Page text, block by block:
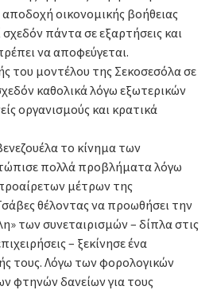
οικονομικής βοήθειας
πάντα σε εξαρτήσεις και
να αποφεύγεται.
του μοντέλου της Σεκοσεσόλα σε
καθολικά λόγω εξωτερικών
οργανισμούς και κρατικά
το κίνημα των
πολλά προβλήματα λόγω
μέτρων της
θέλοντας να προωθήσει την
των συνεταιρισμών – δίπλα στις
– ξεκίνησε ένα
τους. Λόγω των φορολογικών
φτηνών δανείων για τους